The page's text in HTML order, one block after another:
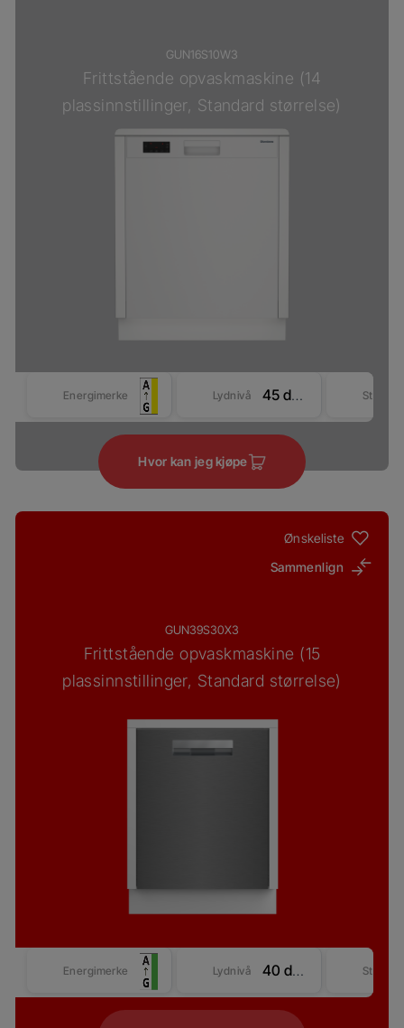
GUN16S10W3
Frittstående opvaskmaskine (14
plassinnstillinger, Standard størrelse)
Energimerke Lydnivå 45 dBA
Hvor kan jeg kjøpe
Ønskeliste
Sammenlign
GUN39S30X3
Frittstående opvaskmaskine (15
plassinnstillinger, Standard størrelse)
Energimerke Lydnivå 40 dBA